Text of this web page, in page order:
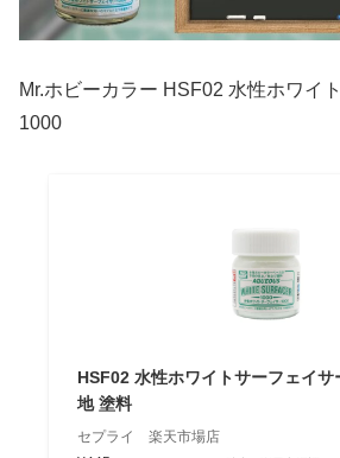
Mr.ホビーカラー HSF02 水性ホワイ
1000
HSF02 水性ホワイトサーフェイ
地 塗料
セプライ 楽天市場店